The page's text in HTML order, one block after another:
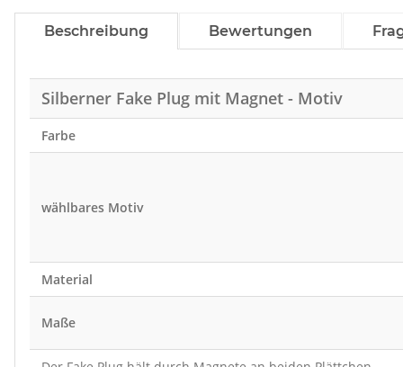
Beschreibung Bewertungen
Silberner Fake Plug mit Magnet - Motiv
Farbe
wählbares Motiv
Material
Maße